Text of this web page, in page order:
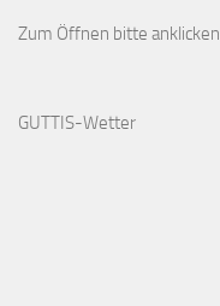
Zum Öffnen bitte anklicken
GUTTIS-Wetter